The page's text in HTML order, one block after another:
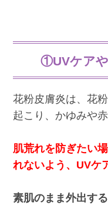
①UVケア
花粉皮膚炎は、花
起こり、かゆみや
肌荒れを防ぎたい
れないよう、UVケ
素肌のまま外出す